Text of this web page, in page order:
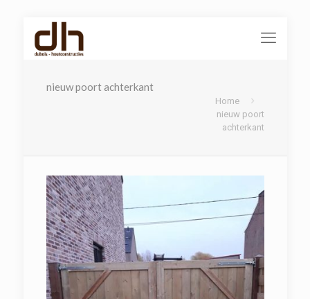
nieuw poort achterkant
Home
nieuw poort
achterkant